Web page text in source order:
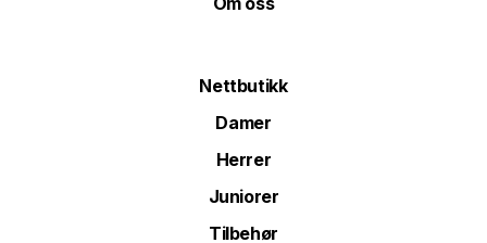
Nettbutikk
Damer
Herrer
Juniorer
Tilbehør